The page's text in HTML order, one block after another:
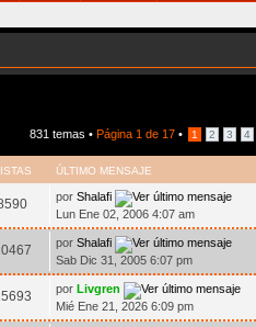
831 temas • Página 1 de 17 • 1 2 3 4
ÚLTIMO MENSAJE
por Shalafi
Lun Ene 02, 2006 4:07 am
por Shalafi
Sab Dic 31, 2005 6:07 pm
por Livgren
Mié Ene 21, 2026 6:09 pm